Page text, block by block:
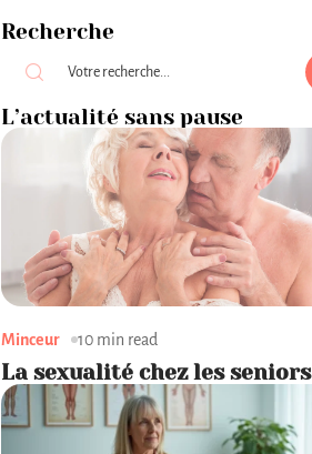
Recherche
L’actualité sans pause
Minceur 10 min read
La sexualité chez les seniors